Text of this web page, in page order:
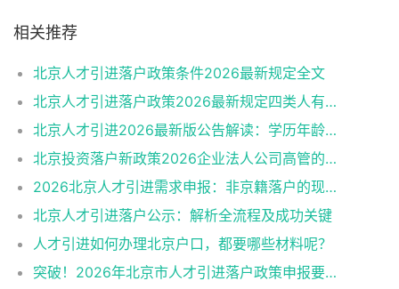
相关推荐
北京人才引进落户政策条件2026最新规定全文
北京人才引进落户政策2026最新规定四类人有资格
北京人才引进2026最新版公告解读：学历年龄是门槛
北京投资落户新政策2026企业法人公司高管的福音
2026北京人才引进需求申报：非京籍落户的现状与困境
北京人才引进落户公示：解析全流程及成功关键
人才引进如何办理北京户口，都要哪些材料呢？
突破！2026年北京市人才引进落户政策申报要求操作指南